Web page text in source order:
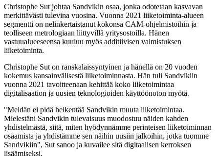
Christophe Sut johtaa Sandvikin osaa, jonka odotetaan kasvavan
merkittävästi tulevina vuosina. Vuonna 2021 liiketoiminta-alueen
segmentti on nelinkertaistanut kokonsa CAM-ohjelmistoihin ja
teolliseen metrologiaan liittyvillä yritysostoilla. Hänen
vastuualueeseensa kuuluu myös additiivisen valmistuksen
liiketoiminta.
Christophe Sut on ranskalaissyntyinen ja hänellä on 20 vuoden
kokemus kansainvälisestä liiketoiminnasta. Hän tuli Sandvikiin
vuonna 2021 tavoitteenaan kehittää koko liiketoimintaa
digitalisaation ja uusien teknologioiden käyttöönoton myötä.
"Meidän ei pidä heikentää Sandvikin muuta liiketoimintaa.
Mielestäni Sandvikin tulevaisuus muodostuu näiden kahden
yhdistelmästä, siitä, miten hyödynnämme perinteisen liiketoiminnan
osaamista ja yhdistämme sen näihin uusiin jalkoihin, jotka tuomme
Sandvikiin", Sut sanoo ja kuvailee sitä digitaalisen kerroksen
lisäämiseksi.